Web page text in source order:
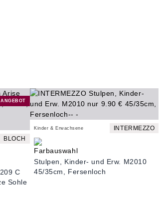
ANGEBOT
BLOCH
C
Sohle
Kinder & Erwachsene INTERMEZZO
Stulpen, Kinder- und Erw. M2010
45/35cm, Fersenloch